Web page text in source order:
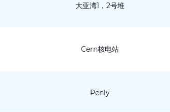
大亚湾1，2号堆
Cern核电站
Penly